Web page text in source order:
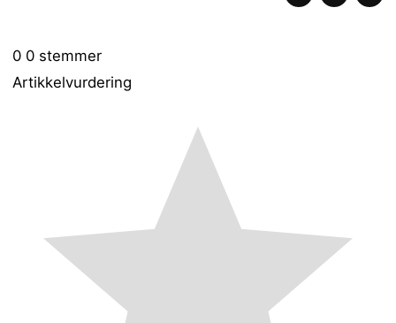
0 0 stemmer
Artikkelvurdering